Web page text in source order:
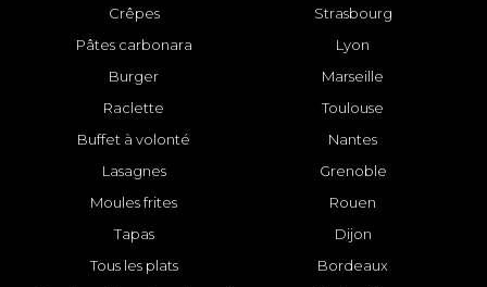
Crêpes
Pâtes carbonara
Burger
Raclette
Buffet à volonté
Lasagnes
Moules frites
Tapas
Tous les plats
Strasbourg
Lyon
Marseille
Toulouse
Nantes
Grenoble
Rouen
Dijon
Bordeaux